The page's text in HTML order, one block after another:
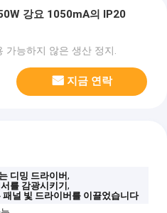
강요 1050mA의 IP20
가능하지 않은 생산 정지.
지금 연락
디밍 드라이버,
를 감광시키기,
패널 빛 드라이버를 이끌었습니다